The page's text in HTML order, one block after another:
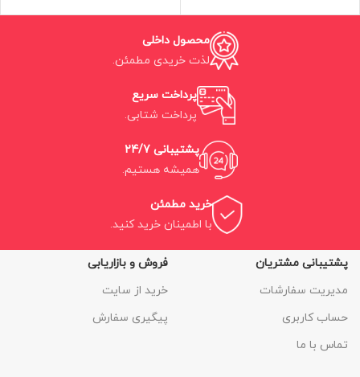
محصول داخلی
لذت خریدی مطمئن.
پرداخت سریع
پرداخت شتابی.
پشتیبانی 24/7
همیشه هستیم.
خرید مطمئن
با اطمینان خرید کنید.
پشتیبانی مشتریان
مدیریت سفارشات
حساب کاربری
تماس با ما
فروش و بازاریابی
خرید از سایت
پیگیری سفارش